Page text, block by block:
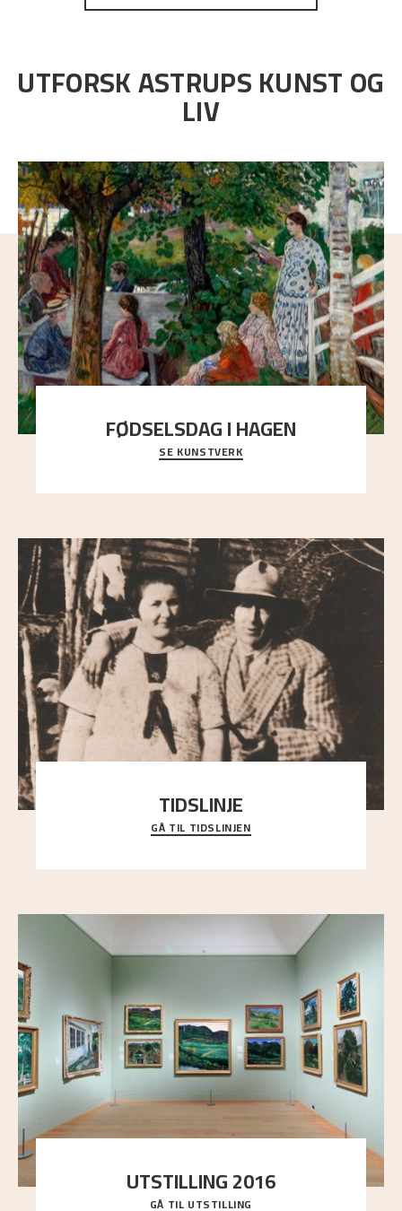
UTFORSK ASTRUPS KUNST OG
LIV
FØDSELSDAG I HAGEN
En gruppe mennesker er samlet under de store
trekronene i prestegårdshagen...
SE KUNSTVERK
TIDSLINJE
Bli kjent med Nikolai Astrups liv, kunstnerskap og
ettermæle i en interaktiv presentasjon.
GÅ TIL TIDSLINJEN
UTSTILLING 2016
En komplett oversikt over Nikolai Astrups
GÅ TIL UTSTILLING